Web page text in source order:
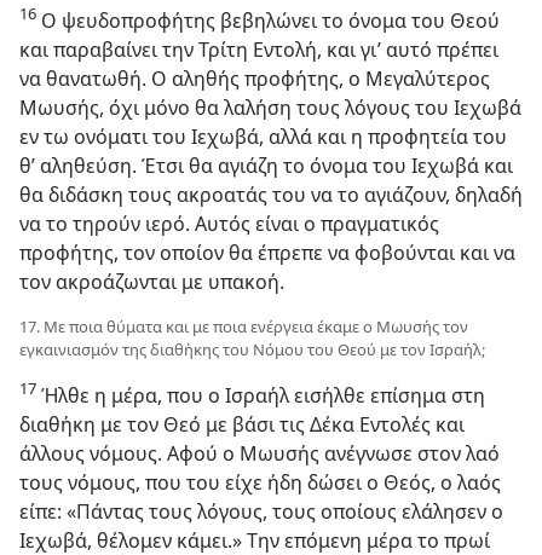
16 Ο ψευδοπροφήτης βεβηλώνει το όνομα του Θεού
και παραβαίνει την Τρίτη Εντολή, και γι’ αυτό πρέπει
να θανατωθή. Ο αληθής προφήτης, ο Μεγαλύτερος
Μωυσής, όχι μόνο θα λαλήση τους λόγους του Ιεχωβά
εν τω ονόματι του Ιεχωβά, αλλά και η προφητεία του
θ’ αληθεύση. Έτσι θα αγιάζη το όνομα του Ιεχωβά και
θα διδάσκη τους ακροατάς του να το αγιάζουν, δηλαδή
να το τηρούν ιερό. Αυτός είναι ο πραγματικός
προφήτης, τον οποίον θα έπρεπε να φοβούνται και να
τον ακροάζωνται με υπακοή.
17. Με ποια θύματα και με ποια ενέργεια έκαμε ο Μωυσής τον
εγκαινιασμόν της διαθήκης του Νόμου του Θεού με τον Ισραήλ;
17 Ήλθε η μέρα, που ο Ισραήλ εισήλθε επίσημα στη
διαθήκη με τον Θεό με βάσι τις Δέκα Εντολές και
άλλους νόμους. Αφού ο Μωυσής ανέγνωσε στον λαό
τους νόμους, που του είχε ήδη δώσει ο Θεός, ο λαός
είπε: «Πάντας τους λόγους, τους οποίους ελάλησεν ο
Ιεχωβά, θέλομεν κάμει.» Την επόμενη μέρα το πρωί